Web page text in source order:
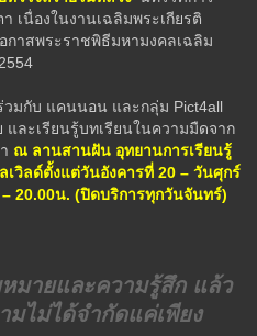
เนื่องในงานเฉลิมพระเกียรติ
กาสพระราชพิธีมหามงคลเฉลิม
กับ แคนนอน และกลุ่ม Pict4all
ละเรียนรู้บทเรียนในความมืดจาก
ณ ลานสานฝัน อุทยานการเรียนรู้
เวิลด์ตั้งแต่วันอังคารที่ 20 – วันศุกร์
20.00น. (ปิดบริการทุกวันจันทร์)
มายและความรู้สึก แล้ว
ไม่ได้จำกัดแค่เพียง